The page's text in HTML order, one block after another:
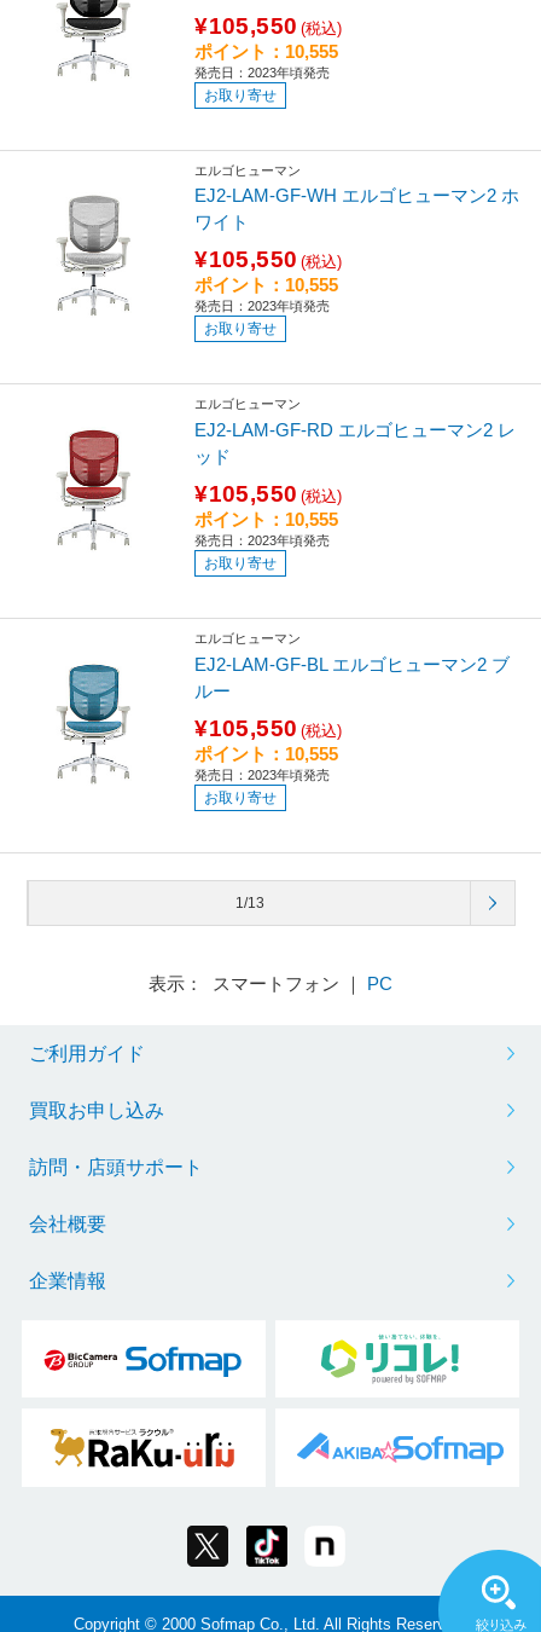
¥105,550 (税込)
ポイント：10,555
発売日：2023年頃発売
お取り寄せ
エルゴヒューマン
EJ2-LAM-GF-WH エルゴヒューマン2 ホ
ワイト
¥105,550 (税込)
ポイント：10,555
発売日：2023年頃発売
お取り寄せ
エルゴヒューマン
EJ2-LAM-GF-RD エルゴヒューマン2 レ
ッド
¥105,550 (税込)
ポイント：10,555
発売日：2023年頃発売
お取り寄せ
エルゴヒューマン
EJ2-LAM-GF-BL エルゴヒューマン2 ブ
ルー
¥105,550 (税込)
ポイント：10,555
発売日：2023年頃発売
お取り寄せ
1/13
表示： スマートフォン ｜ PC
ご利用ガイド
買取お申し込み
訪問・店頭サポート
会社概要
企業情報
Copyright © 2000 Sofmap Co., Ltd. All Rights Reserved.